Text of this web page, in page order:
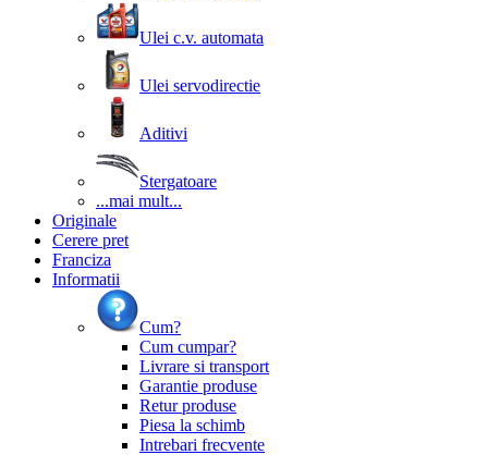
Ulei c.v. automata
Ulei servodirectie
Aditivi
Stergatoare
...mai mult...
Originale
Cerere pret
Franciza
Informatii
Cum?
Cum cumpar?
Livrare si transport
Garantie produse
Retur produse
Piesa la schimb
Intrebari frecvente